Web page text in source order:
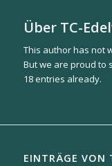
Über TC-
This author has not
But we are proud to
18 entries already.
EINTRÄGE VON